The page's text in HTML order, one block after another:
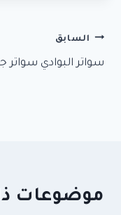
تصفّح
المقالات
السابق
سواتر البوادي سواتر
موضوعات